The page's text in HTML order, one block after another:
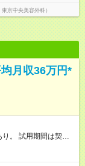
京中央美容外科）
月収36万円*
。 試用期間は契約
用期間終了後＞ 月給
代等 ＝平均月収36